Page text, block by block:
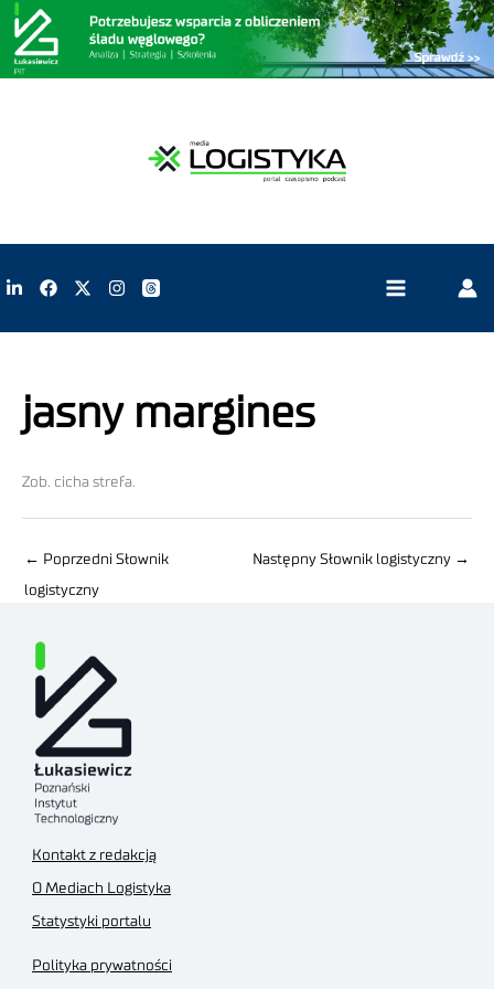
jasny margines
Zob. cicha strefa.
← Poprzedni Słownik
logistyczny
Następny Słownik logistyczny →
Kontakt z redakcją
O Mediach Logistyka
Statystyki portalu
Polityka prywatności